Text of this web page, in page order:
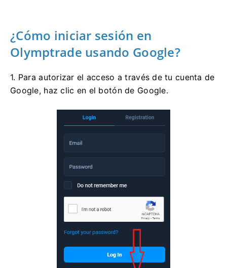
¿Cómo iniciar sesión en
Olymptrade usando Google?
1. Para autorizar el acceso a través de tu cuenta de
Google, haz clic en el botón de Google.